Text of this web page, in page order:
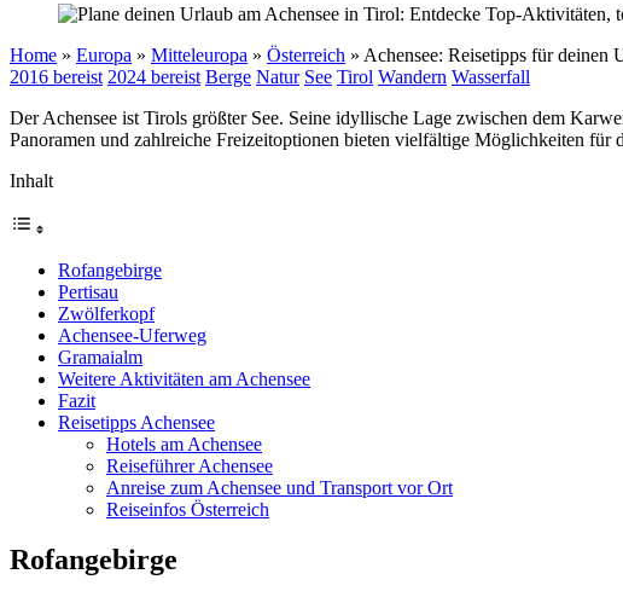
Home » Europa » Mitteleuropa » Österreich » Achensee: Reisetipps für deinen
2016 bereist 2024 bereist Berge Natur See Tirol Wandern Wasserfall
Der Achensee ist Tirols größter See. Seine idyllische Lage zwischen dem
Panoramen und zahlreiche Freizeitoptionen bieten vielfältige Möglichkeiten
Inhalt
Rofangebirge
Pertisau
Zwölferkopf
Achensee-Uferweg
Gramaialm
Weitere Aktivitäten am Achensee
Fazit
Reisetipps Achensee
Hotels am Achensee
Reiseführer Achensee
Anreise zum Achensee und Transport vor Ort
Reiseinfos Österreich
Rofangebirge